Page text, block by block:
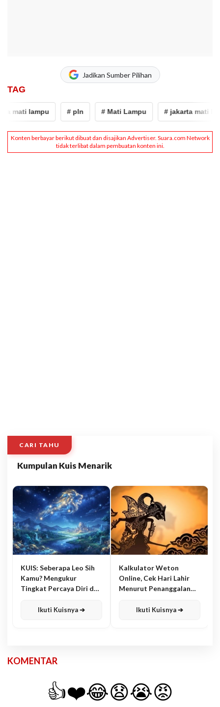
Jadikan Sumber Pilihan
TAG
mati lampu # pln # Mati Lampu # jakarta mati
CARI TAHU
Kumpulan Kuis Menarik
KUIS: Seberapa Leo Sih
Kamu? Mengukur
Tingkat Percaya Diri dan
Ikuti Kuisnya ➔
Kalkulator Weton
Online, Cek Hari Lahir
Menurut Penanggalan
Ikuti Kuisnya ➔
KOMENTAR
👍❤️😂😧😭😡